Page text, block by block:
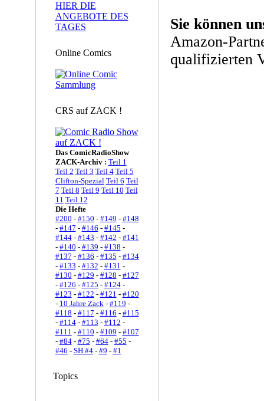
HIER DIE
ANGEBOTE DES
TAGES
Online Comics
CRS auf ZACK !
Das ComicRadioShow
ZACK-Archiv : Teil 1
Teil 2 Teil 3 Teil 4 Teil 5
Clifton-Spezial Teil 6 Teil
7 Teil 8 Teil 9 Teil 10 Teil
11 Teil 12
Die Hefte
#200 - #150 - #149 - #148
- #147 - #146 - #145 -
#144- #143 - #142 - #141
- #140 - #139 - #138 -
#137 - #136 - #135 - #134
- #133 - #132 - #131 -
#130 - #129 - #128 - #127
- #126 - #125 - #124-
#123 - #122 - #121 - #120
- 10 Jahre Zack- #119 -
#118 - #117 - #116 - #115
- #114- #113 - #112 -
#111 - #110 - #109 - #107
- #84- #75 - #64- #55 -
#46 - SH #4- #9 - #1
Topics
Sie können
Amazon-
qualifizierten